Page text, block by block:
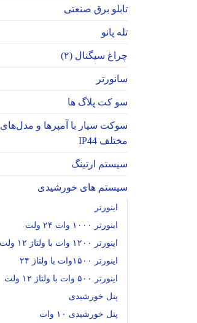
تابلو برق صنعتی
تله پانو
چراغ سیگنال (۲)
سانورتر
سو کت پلاگ ها
سوکت‌ سیار با آمپرها و مدل‌های
مختلف IP44
سیستم ارتینگ
سیستم های خورشیدی
اینورتر
اینورتر ۱۰۰۰ وات ۲۴ ولت
اینورتر ۱۲۰۰ وات با ولتاژ ۱۲ ولت
اینورتر ۱۵۰۰وات با ولتاژ ۲۴
اینورتر ۵۰۰ وات با ولتاژ ۱۲ ولت
پنل خورشیدی
پنل خورشیدی ۱۰ وات